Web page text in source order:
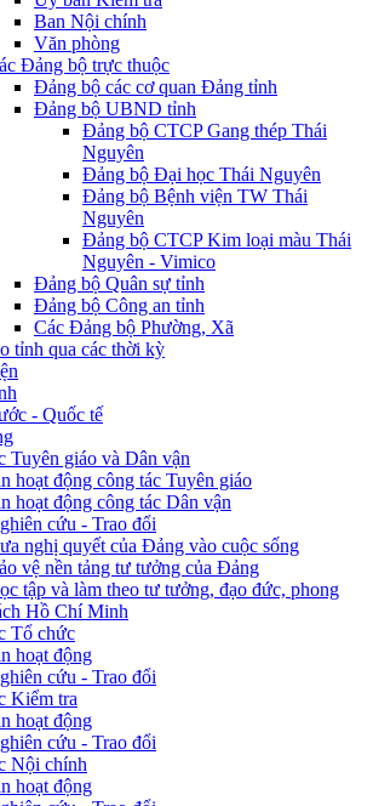
Ban Nội chính
Văn phòng
Đảng bộ trực thuộc
Đảng bộ các cơ quan Đảng tỉnh
Đảng bộ UBND tỉnh
Đảng bộ CTCP Gang thép Thái
Nguyên
Đảng bộ Đại học Thái Nguyên
Đảng bộ Bệnh viện TW Thái
Nguyên
Đảng bộ CTCP Kim loại màu Thái
Nguyên - Vimico
Đảng bộ Quân sự tỉnh
Đảng bộ Công an tỉnh
Các Đảng bộ Phường, Xã
tỉnh qua các thời kỳ
- Quốc tế
Tuyên giáo và Dân vận
hoạt động công tác Tuyên giáo
hoạt động công tác Dân vận
cứu - Trao đổi
nghị quyết của Đảng vào cuộc sống
vệ nền tảng tư tưởng của Đảng
tập và làm theo tư tưởng, đạo đức, phong
Hồ Chí Minh
Tổ chức
hoạt động
cứu - Trao đổi
Kiểm tra
hoạt động
cứu - Trao đổi
Nội chính
hoạt động